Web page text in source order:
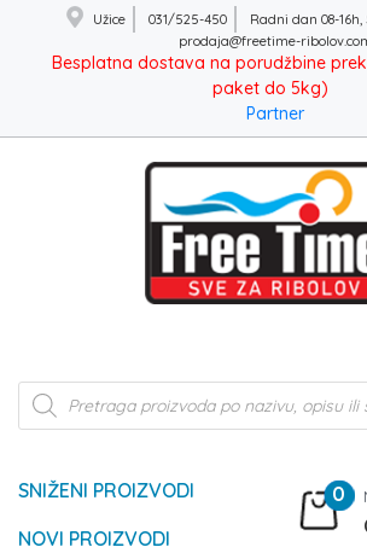
Užice 031/525-450
Radni dan 08-16h,
prodaja@freetime-
Besplatna dostava na porudžbine
paket do 5kg)
Partner
Products
search
SNIŽENI PROIZVODI
NOVI PROIZVODI
0